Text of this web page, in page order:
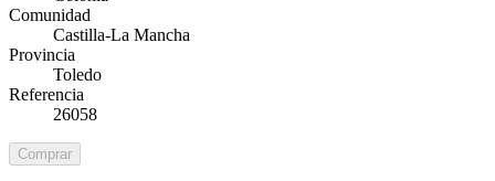
Comunidad
Castilla-La Mancha
Provincia
Toledo
Referencia
26058
Comprar